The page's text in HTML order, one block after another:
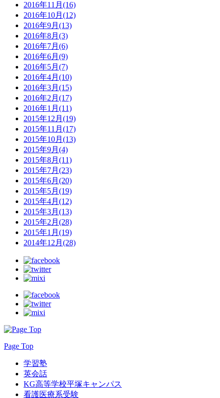
2016年11月(16)
2016年10月(12)
2016年9月(13)
2016年8月(3)
2016年7月(6)
2016年6月(9)
2016年5月(7)
2016年4月(10)
2016年3月(15)
2016年2月(17)
2016年1月(11)
2015年12月(19)
2015年11月(17)
2015年10月(13)
2015年9月(4)
2015年8月(11)
2015年7月(23)
2015年6月(20)
2015年5月(19)
2015年4月(12)
2015年3月(13)
2015年2月(28)
2015年1月(19)
2014年12月(28)
Page Top
学習塾
英会話
KG高等学校平塚キャンパス
看護医療系受験